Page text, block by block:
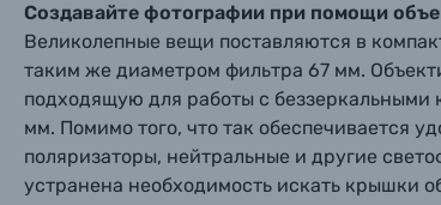
Создавайте фотографии при помощи
Великолепные вещи поставляются в
таким же диаметром фильтра 67 мм.
подходящую для работы с беззеркальными
мм. Помимо того, что так обеспечивается
поляризаторы, нейтральные и другие
устранена необходимость искать крышки